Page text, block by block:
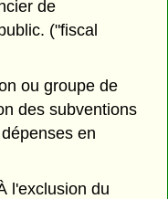
de
("fiscal
ou groupe de
des subventions
en
l'exclusion du